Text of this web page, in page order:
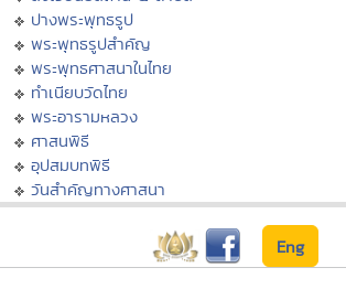
ปางพระพุทธรูป
พระพุทธรูปสำคัญ
พระพุทธศาสนาในไทย
ทำเนียบวัดไทย
พระอารามหลวง
ศาสนพิธี
อุปสมบทพิธี
วันสำคัญทางศาสนา
Eng